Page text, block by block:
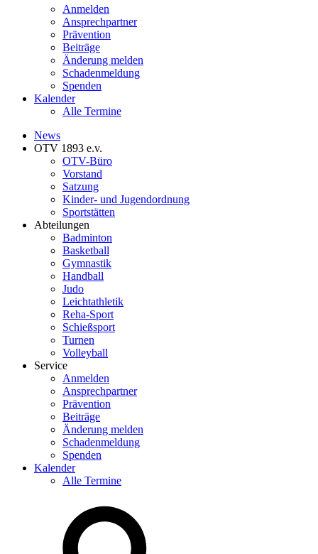
Anmelden
Ansprechpartner
Prävention
Beiträge
Änderung melden
Schadenmeldung
Spenden
Kalender
Alle Termine
News
OTV 1893 e.v.
OTV-Büro
Vorstand
Satzung
Kinder- und Jugendordnung
Sportstätten
Abteilungen
Badminton
Basketball
Gymnastik
Handball
Judo
Leichtathletik
Reha-Sport
Schießsport
Turnen
Volleyball
Service
Anmelden
Ansprechpartner
Prävention
Beiträge
Änderung melden
Schadenmeldung
Spenden
Kalender
Alle Termine